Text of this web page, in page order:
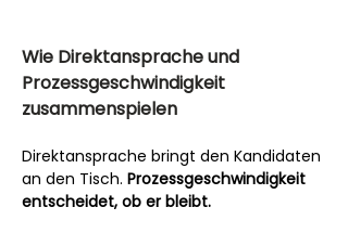
Wie Direktansprache und
Prozessgeschwindigkeit
zusammenspielen
Direktansprache bringt den Kandidaten
an den Tisch. Prozessgeschwindigkeit
entscheidet, ob er bleibt.